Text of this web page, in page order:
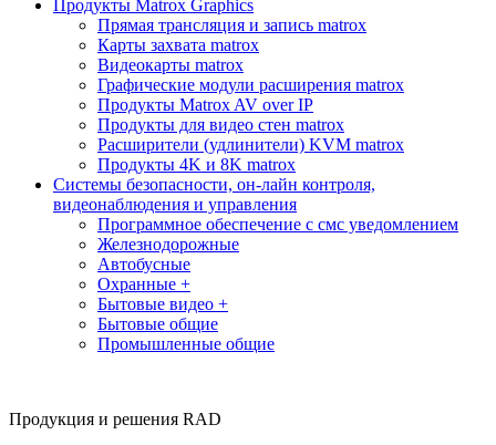
Продукты Matrox Graphics
Прямая трансляция и запись matrox
Карты захвата matrox
Видеокарты matrox
Графические модули расширения matrox
Продукты Matrox AV over IP
Продукты для видео стен matrox
Расширители (удлинители) KVM matrox
Продукты 4K и 8K matrox
Системы безопасности, он-лайн контроля,
видеонаблюдения и управления
Программное обеспечение с смс уведомлением
Железнодорожные
Автобусные
Охранные +
Бытовые видео +
Бытовые общие
Промышленные общие
Продукция и решения RAD